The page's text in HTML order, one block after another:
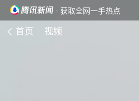
· 获取全网一手热点
首页 视频